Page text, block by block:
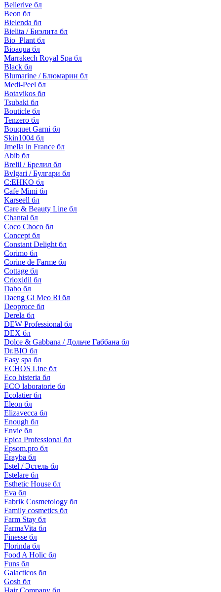
Bellerive бл
Beon бл
Bielenda бл
Bielita / Биэлита бл
Bio_Plant бл
Bioaqua бл
Marrakech Royal Spa бл
Black бл
Blumarine / Блюмарин бл
Medi-Peel бл
Botavikos бл
Tsubaki бл
Bouticle бл
Tenzero бл
Bouquet Garni бл
Skin1004 бл
Jmella in France бл
Abib бл
Brelil / Брелил бл
Bvlgari / Булгари бл
C:EHKO бл
Cafe Mimi бл
Karseell бл
Care & Beauty Line бл
Chantal бл
Coco Choco бл
Concept бл
Constant Delight бл
Corimo бл
Corine de Farme бл
Cottage бл
Crioxidil бл
Dabo бл
Daeng Gi Meo Ri бл
Deoproce бл
Derela бл
DEW Professional бл
DEX бл
Dolce & Gabbana / Дольче Габбана бл
Dr.BIO бл
Easy spa бл
ECHOS Line бл
Eco histeria бл
ECO laboratorie бл
Ecolatier бл
Eleon бл
Elizavecca бл
Enough бл
Envie бл
Epica Professional бл
Epsom.pro бл
Erayba бл
Estel / Эстель бл
Estelare бл
Esthetic House бл
Eva бл
Fabrik Cosmetology бл
Family cosmetics бл
Farm Stay бл
FarmaVita бл
Finesse бл
Florinda бл
Food A Holic бл
Funs бл
Galacticos бл
Gosh бл